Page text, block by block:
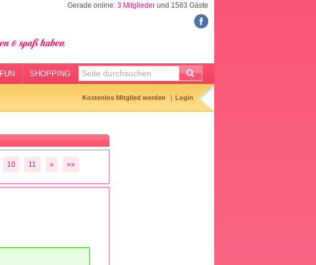
Gerade online: 3 Mitglieder und 1583 Gäste
FUN SHOPPING
Kostenlos Mitglied werden Login
10 11 » »»